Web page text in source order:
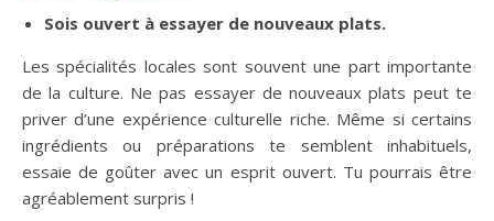
Sois ouvert à essayer de nouveaux plats.
Les spécialités locales sont souvent une part importante
de la culture. Ne pas essayer de nouveaux plats peut te
priver d’une expérience culturelle riche. Même si certains
ingrédients ou préparations te semblent inhabituels,
essaie de goûter avec un esprit ouvert. Tu pourrais être
agréablement surpris !